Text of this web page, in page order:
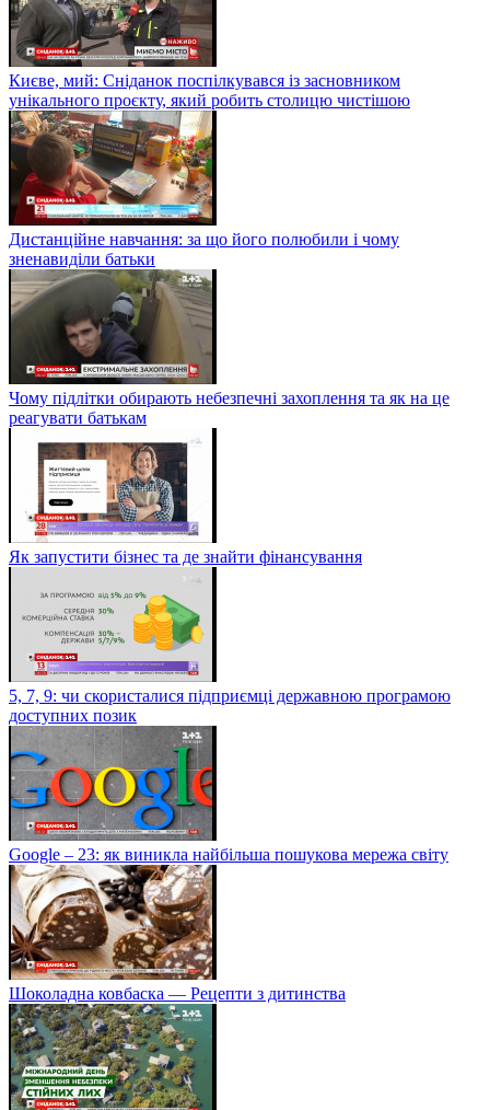
Києве, мий: Сніданок поспілкувався із засновником
унікального проєкту, який робить столицю чистішою
Дистанційне навчання: за що його полюбили і чому
зненавиділи батьки
Чому підлітки обирають небезпечні захоплення та як на це
реагувати батькам
Як запустити бізнес та де знайти фінансування
5, 7, 9: чи скористалися підприємці державною програмою
доступних позик
Google – 23: як виникла найбільша пошукова мережа світу
Шоколадна ковбаска — Рецепти з дитинства